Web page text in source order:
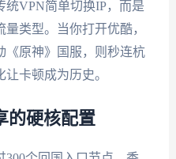
统VPN简单切换IP，而是
类型。当你打开优酷，
《原神》国服，则秒连杭
卡顿成为历史。
的硬核配置